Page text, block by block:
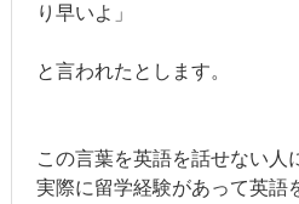
り早いよ」
と言われたとします。
この言葉を英語を話せない人
実際に留学経験があって英語